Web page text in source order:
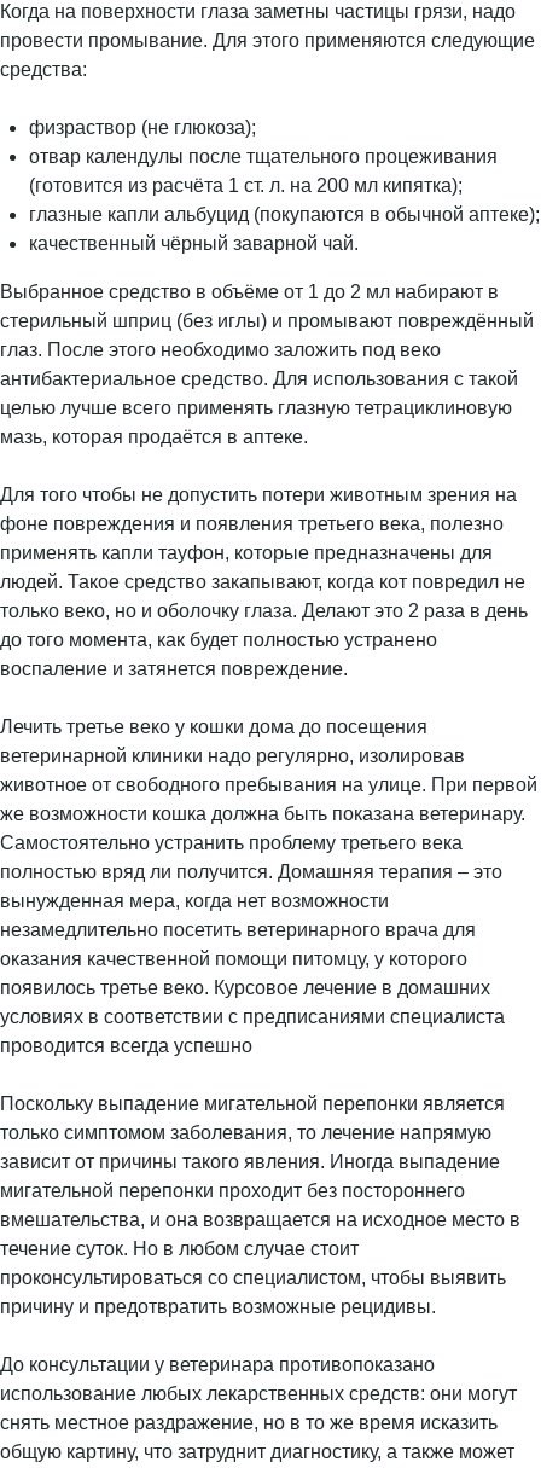
Когда на поверхности глаза заметны частицы грязи, надо
провести промывание. Для этого применяются следующие
средства:
физраствор (не глюкоза);
отвар календулы после тщательного процеживания
(готовится из расчёта 1 ст. л. на 200 мл кипятка);
глазные капли альбуцид (покупаются в обычной аптеке);
качественный чёрный заварной чай.
Выбранное средство в объёме от 1 до 2 мл набирают в
стерильный шприц (без иглы) и промывают повреждённый
глаз. После этого необходимо заложить под веко
антибактериальное средство. Для использования с такой
целью лучше всего применять глазную тетрациклиновую
мазь, которая продаётся в аптеке.
Для того чтобы не допустить потери животным зрения на
фоне повреждения и появления третьего века, полезно
применять капли тауфон, которые предназначены для
людей. Такое средство закапывают, когда кот повредил не
только веко, но и оболочку глаза. Делают это 2 раза в день
до того момента, как будет полностью устранено
воспаление и затянется повреждение.
Лечить третье веко у кошки дома до посещения
ветеринарной клиники надо регулярно, изолировав
животное от свободного пребывания на улице. При первой
же возможности кошка должна быть показана ветеринару.
Самостоятельно устранить проблему третьего века
полностью вряд ли получится. Домашняя терапия – это
вынужденная мера, когда нет возможности
незамедлительно посетить ветеринарного врача для
оказания качественной помощи питомцу, у которого
появилось третье веко. Курсовое лечение в домашних
условиях в соответствии с предписаниями специалиста
проводится всегда успешно
Поскольку выпадение мигательной перепонки является
только симптомом заболевания, то лечение напрямую
зависит от причины такого явления. Иногда выпадение
мигательной перепонки проходит без постороннего
вмешательства, и она возвращается на исходное место в
течение суток. Но в любом случае стоит
проконсультироваться со специалистом, чтобы выявить
причину и предотвратить возможные рецидивы.
До консультации у ветеринара противопоказано
использование любых лекарственных средств: они могут
снять местное раздражение, но в то же время исказить
общую картину, что затруднит диагностику, а также может